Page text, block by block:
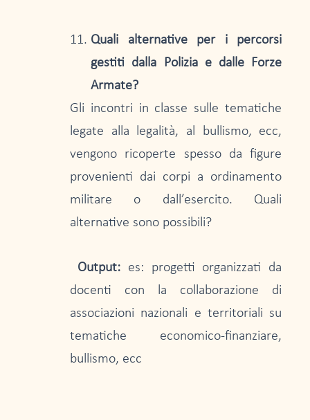
Quali alternative per i percorsi
gestiti dalla Polizia e dalle Forze
Armate?
Gli incontri in classe sulle tematiche
legate alla legalità, al bullismo, ecc,
vengono ricoperte spesso da figure
provenienti dai corpi a ordinamento
militare o dall’esercito. Quali
alternative sono possibili?
Output:es: progetti organizzati da
docenti con la collaborazione di
associazioni nazionali e territoriali su
tematiche economico-finanziare,
bullismo, ecc